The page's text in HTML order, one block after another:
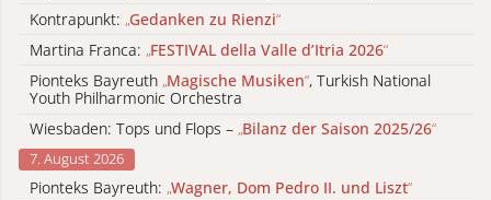
Kontrapunkt: „Gedanken zu Rienzi“
Martina Franca: „FESTIVAL della Valle d’Itria 2026“
Pionteks Bayreuth „Magische Musiken“, Turkish National
Youth Philharmonic Orchestra
Wiesbaden: Tops und Flops – „Bilanz der Saison 2025/26“
7. August 2026
Pionteks Bayreuth: „Wagner, Dom Pedro II. und Liszt“